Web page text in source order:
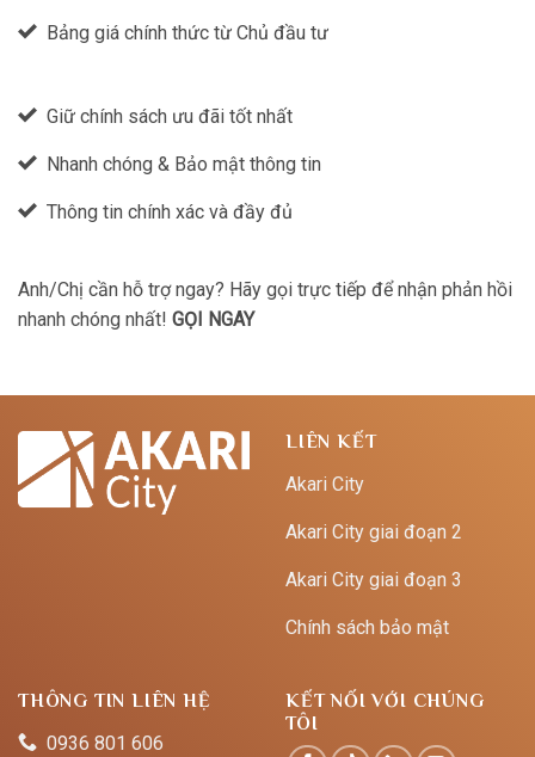
Bảng giá chính thức từ Chủ đầu tư
Giữ chính sách ưu đãi tốt nhất
Nhanh chóng & Bảo mật thông tin
Thông tin chính xác và đầy đủ
Anh/Chị cần hỗ trợ ngay? Hãy gọi trực tiếp để nhận phản hồi
nhanh chóng nhất! GỌI NGAY
LIÊN KẾT
Akari City
Akari City giai đoạn 2
Akari City giai đoạn 3
Chính sách bảo mật
THÔNG TIN LIÊN HỆ
0936 801 606
KẾT NỐI VỚI CHÚNG
TÔI